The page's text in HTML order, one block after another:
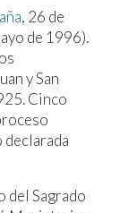
, 26 de
de 1996).
y San
Cinco
declarada
del Sagrado